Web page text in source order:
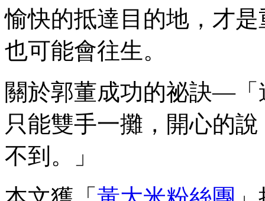
愉快的抵達目的地，才
也可能會往生。
關於郭董成功的祕訣—「
只能雙手一攤，開心的
不到。」